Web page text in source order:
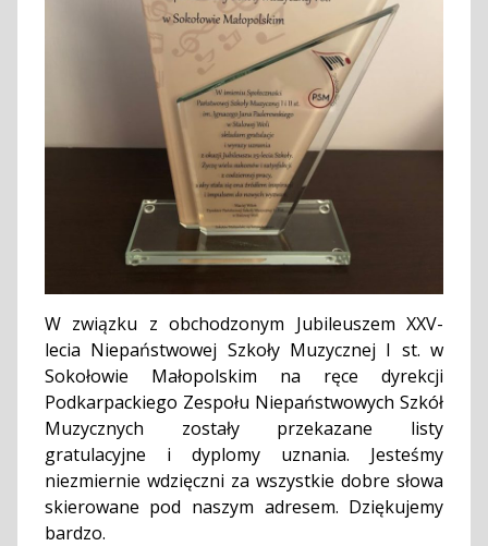
W związku z obchodzonym Jubileuszem XXV-
lecia Niepaństwowej Szkoły Muzycznej I st. w
Sokołowie Małopolskim na ręce dyrekcji
Podkarpackiego Zespołu Niepaństwowych Szkół
Muzycznych zostały przekazane listy
gratulacyjne i dyplomy uznania. Jesteśmy
niezmiernie wdzięczni za wszystkie dobre słowa
skierowane pod naszym adresem. Dziękujemy
bardzo.